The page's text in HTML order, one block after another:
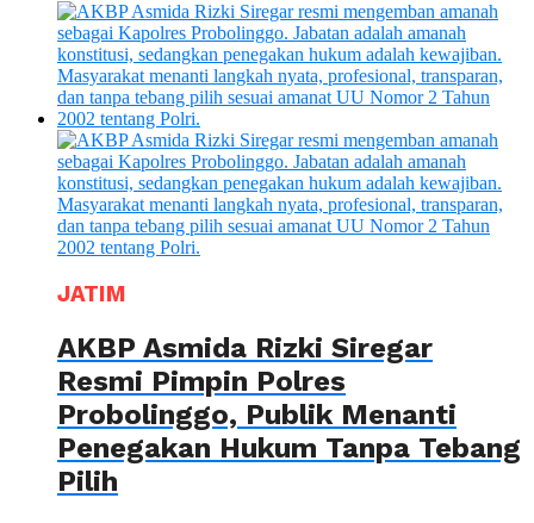
JATIM
AKBP Asmida Rizki Siregar
Resmi Pimpin Polres
Probolinggo, Publik Menanti
Penegakan Hukum Tanpa Tebang
Pilih